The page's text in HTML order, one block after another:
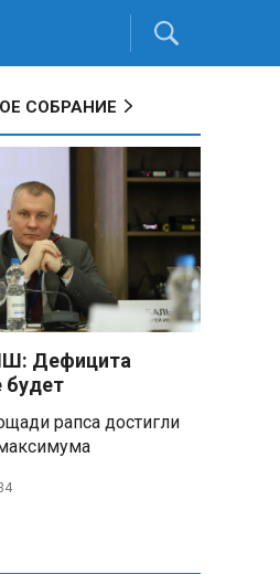
СОБРАНИЕ
Дефицита
будет
рапса достигли